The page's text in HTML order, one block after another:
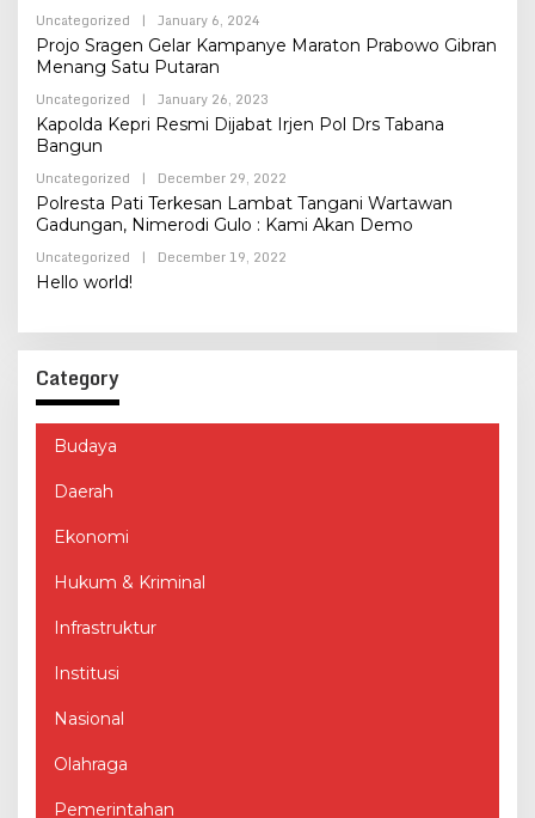
Uncategorized
| January 6, 2024
Admin
Projo Sragen Gelar Kampanye Maraton Prabowo Gibran
Menang Satu Putaran
Uncategorized
| January 26, 2023
Admin
Kapolda Kepri Resmi Dijabat Irjen Pol Drs Tabana
Bangun
Uncategorized
| December 29, 2022
Admin
Polresta Pati Terkesan Lambat Tangani Wartawan
Gadungan, Nimerodi Gulo : Kami Akan Demo
Uncategorized
| December 19, 2022
Hello world!
Category
Budaya
Daerah
Ekonomi
Hukum & Kriminal
Infrastruktur
Institusi
Nasional
Olahraga
Pemerintahan